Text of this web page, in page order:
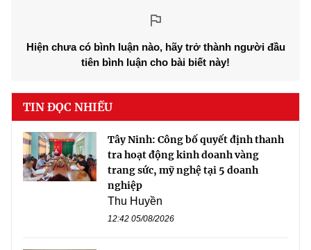
Hiện chưa có bình luận nào, hãy trở thành người đầu
tiên bình luận cho bài biết này!
TIN ĐỌC NHIỀU
Tây Ninh: Công bố quyết định thanh
tra hoạt động kinh doanh vàng
trang sức, mỹ nghệ tại 5 doanh
nghiệp
Thu Huyền
12:42 05/08/2026